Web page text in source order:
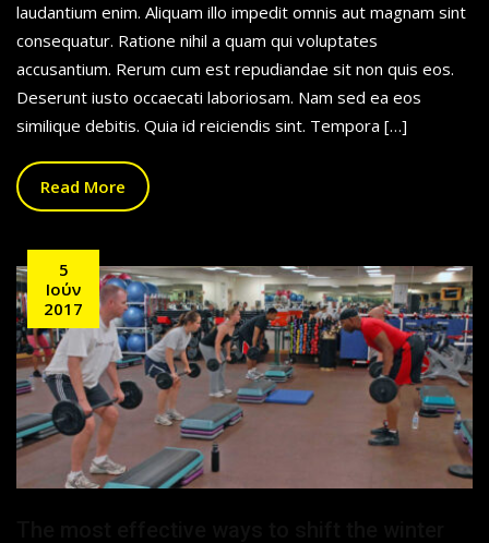
laudantium enim. Aliquam illo impedit omnis aut magnam sint
consequatur. Ratione nihil a quam qui voluptates
accusantium. Rerum cum est repudiandae sit non quis eos.
Deserunt iusto occaecati laboriosam. Nam sed ea eos
similique debitis. Quia id reiciendis sint. Tempora […]
Read More
5
Ιούν
2017